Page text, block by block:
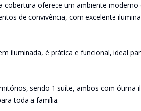
oferece um ambiente moderno
de convivência, com excelente
iluminada, é prática e funcional, ideal
sendo 1 suíte, ambos com ótima
toda a família.